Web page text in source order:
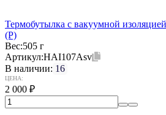
Термобутылка с вакуумной
(Р)
Вес:505 г
Артикул:HAI107Asv
В наличии: 16
ЦЕНА:
2 000 ₽